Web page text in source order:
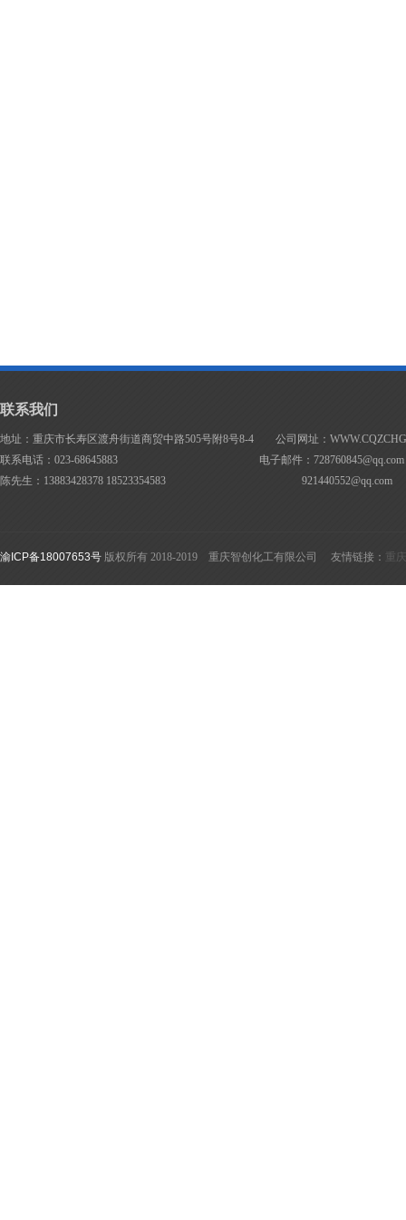
联系我们
地址：重庆市长寿区渡舟街道商贸中路505号附8号8-4 公司网址：
联系电话：023-68645883 电子邮件：728760845@qq.com
陈先生：13883428378 18523354583 921440552@qq.com
渝ICP备18007653号 版权所有 2018-2019 重庆智创化工有限公司 友情链接： 重